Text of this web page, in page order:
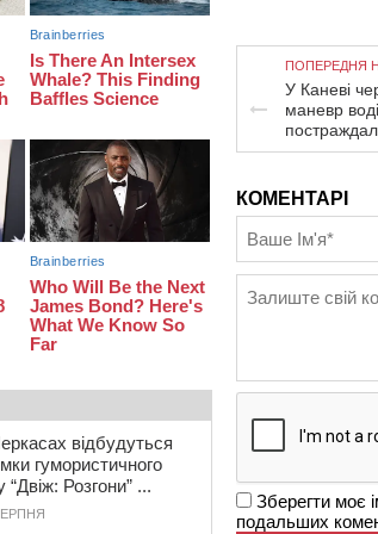
ПОПЕРЕДНЯ
У Каневі
маневр
КОМЕНТАРІ
Зберегти моє
подальших
Черкащини
з фронту: на зміну їм
відбудуться
гумористичного
“Двіж: Розгони” ...